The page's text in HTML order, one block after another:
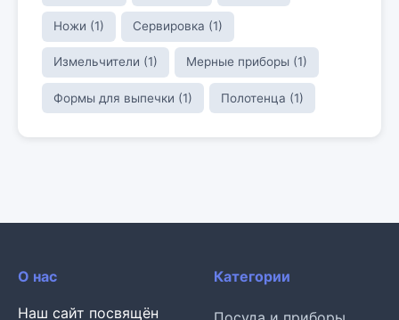
Ножи (1) Сервировка (1)
Измельчители (1) Мерные приборы (1)
Формы для выпечки (1) Полотенца (1)
О нас
Наш сайт посвящён
Категории